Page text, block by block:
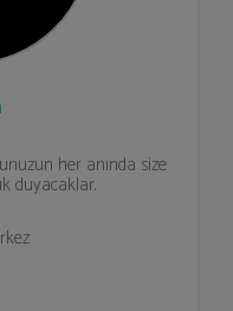
her anında size
duyacaklar.